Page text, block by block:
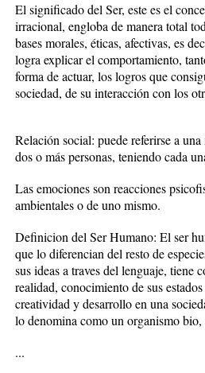
El significado del Ser, este es el
irracional, engloba de manera total
bases morales, éticas, afectivas, es
logra explicar el comportamiento,
forma de actuar, los logros que
sociedad, de su interacción con los
Relación social: puede referirse a
dos o más personas, teniendo cada
Las emociones son reacciones
ambientales o de uno mismo.
Definicion del Ser Humano: El ser
que lo diferencian del resto de
sus ideas a traves del lenguaje, tiene
realidad, conocimiento de sus
creatividad y desarrollo en una
lo denomina como un organismo bio,
...